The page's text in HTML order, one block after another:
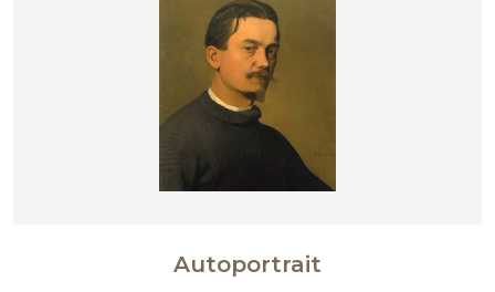
Autoportrait